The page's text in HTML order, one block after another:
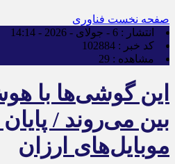
صفحه نخست فناوری
انتشار : 6 - جولای - 2026 - 14:14
کد خبر : 102884
مشاهده : 29
این گوشی‌ها با
بین می‌روند /
موبایل‌های ارزان